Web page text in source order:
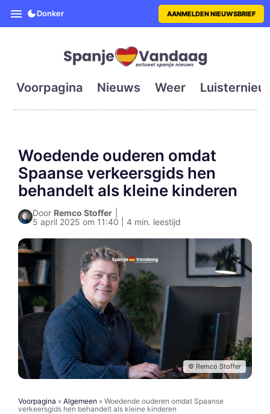
SpanjeVandaag is de eerste
Donker AANMELDEN NIEUWSBRIEF
Voorpagina Nieuws Weer
Woedende ouderen omdat
Spaanse verkeersgids hen
behandelt als kleine kinderen
Door Remco Stoffer
5 april 2025 om 11:40 | 4 min. leestijd
© Remco Stoffer
Voorpagina » Algemeen » Woedende ouderen omdat Spaanse
verkeersgids hen behandelt als kleine kinderen